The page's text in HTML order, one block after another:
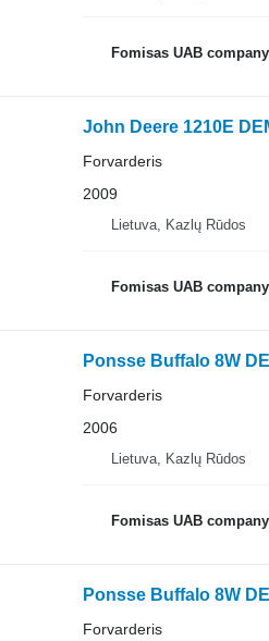
Fomisas UAB company
John Deere 1210E
Forvarderis
2009
Lietuva, Kazlų Rūdos
Fomisas UAB company
Ponsse Buffalo 8W
Forvarderis
2006
Lietuva, Kazlų Rūdos
Fomisas UAB company
Ponsse Buffalo 8W
Forvarderis